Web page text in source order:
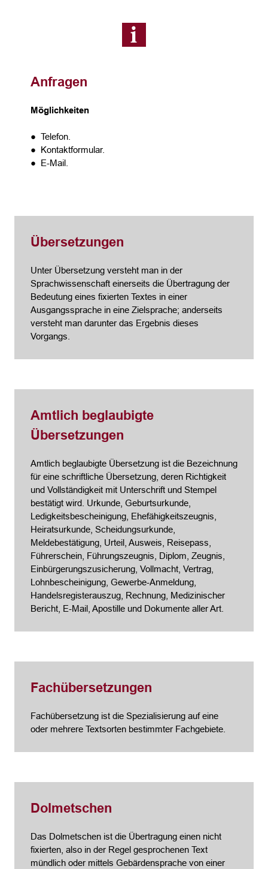
Anfragen
Möglichkeiten
● Telefon.
● Kontaktformular.
● E-Mail.
Übersetzungen
Unter Übersetzung versteht man in der
Sprachwissenschaft einerseits die Übertragung der
Bedeutung eines fixierten Textes in einer
Ausgangssprache in eine Zielsprache; anderseits
versteht man darunter das Ergebnis dieses
Vorgangs.
Amtlich beglaubigte
Übersetzungen
Amtlich beglaubigte Übersetzung ist die Bezeichnung
für eine schriftliche Übersetzung, deren Richtigkeit
und Vollständigkeit mit Unterschrift und Stempel
bestätigt wird. Urkunde, Geburtsurkunde,
Ledigkeitsbescheinigung, Ehefähigkeitszeugnis,
Heiratsurkunde, Scheidungsurkunde,
Meldebestätigung, Urteil, Ausweis, Reisepass,
Führerschein, Führungszeugnis, Diplom, Zeugnis,
Einbürgerungszusicherung, Vollmacht, Vertrag,
Lohnbescheinigung, Gewerbe-Anmeldung,
Handelsregisterauszug, Rechnung, Medizinischer
Bericht, E-Mail, Apostille und Dokumente aller Art.
Fachübersetzungen
Fachübersetzung ist die Spezialisierung auf eine
oder mehrere Textsorten bestimmter Fachgebiete.
Dolmetschen
Das Dolmetschen ist die Übertragung einen nicht
fixierten, also in der Regel gesprochenen Text
mündlich oder mittels Gebärdensprache von einer